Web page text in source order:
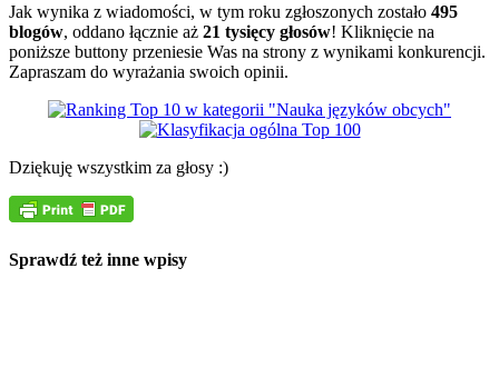
Jak wynika z wiadomości, w tym roku zgłoszonych zostało 495
blogów, oddano łącznie aż 21 tysięcy głosów! Kliknięcie na
poniższe buttony przeniesie Was na strony z wynikami konkurencji.
Zapraszam do wyrażania swoich opinii.
Dziękuję wszystkim za głosy :)
Sprawdź też inne wpisy